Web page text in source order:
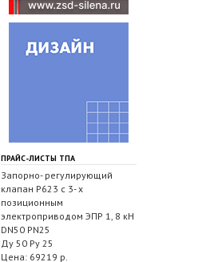
ПРАЙС-ЛИСТЫ ТПА
Запорно- регулирующий
клапан Р623 с 3- х
позиционным
электроприводом ЭПР 1, 8 кН
DN50 PN25
Ду 50 Ру 25
Цена: 69219 р.